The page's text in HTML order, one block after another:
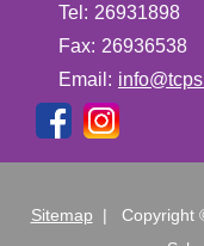
Tel: 26931898
Fax: 26936538
Email:
Sitemap | Copyright